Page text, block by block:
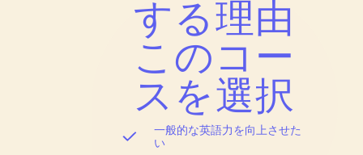
する理由
このコー
スを選択
一般的な英語力を向上させた
い